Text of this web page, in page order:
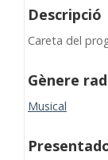
Descripció
Careta del
Gènere
Musical